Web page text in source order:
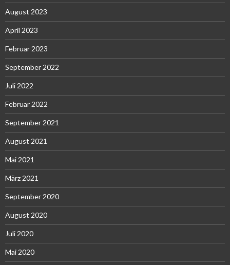
August 2023
April 2023
Februar 2023
September 2022
Juli 2022
Februar 2022
September 2021
August 2021
Mai 2021
März 2021
September 2020
August 2020
Juli 2020
Mai 2020